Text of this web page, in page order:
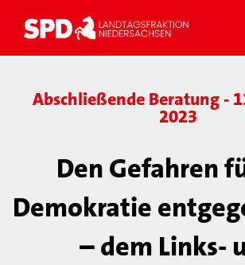
Abschließende Beratung -
2023
Den Gefahren
Demokratie
– dem Links-